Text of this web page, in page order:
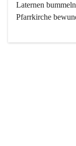
Laternen
Pfarrkirche
Der Weinbau